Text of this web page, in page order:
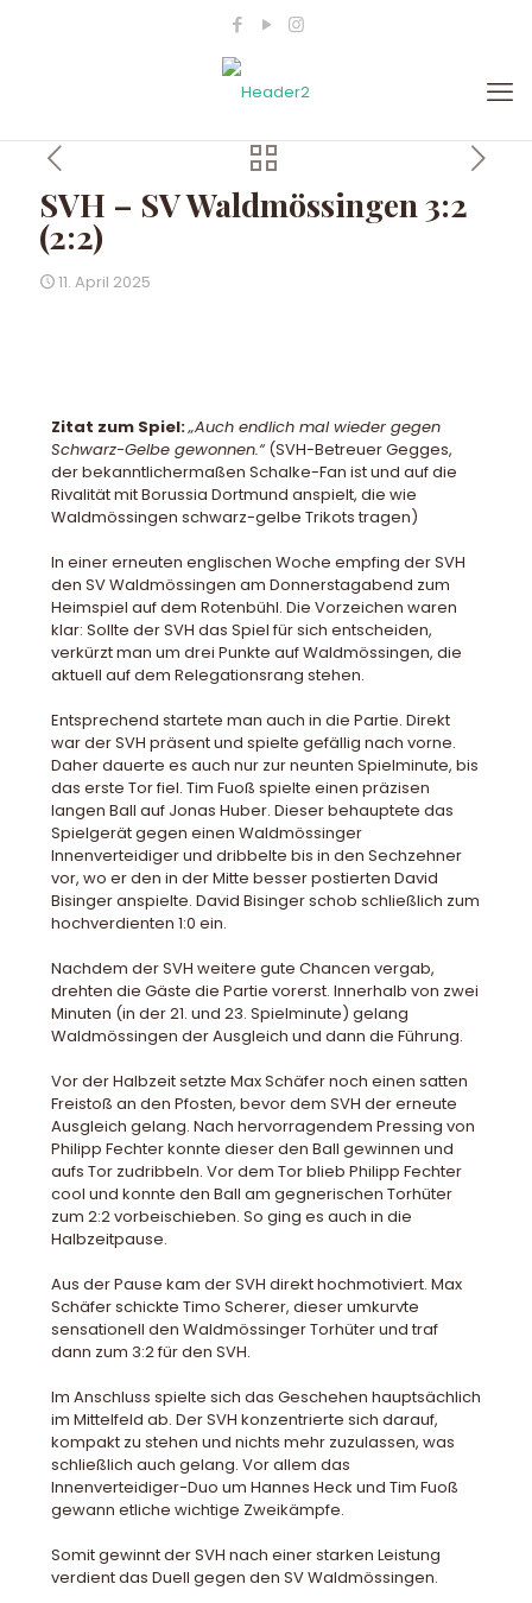
SVH – SV Waldmössingen 3:2
(2:2)
11. April 2025
Zitat zum Spiel:„Auch endlich mal wieder gegen
Schwarz-Gelbe gewonnen.“(SVH-Betreuer Gegges,
der bekanntlichermaßen Schalke-Fan ist und auf die
Rivalität mit Borussia Dortmund anspielt, die wie
Waldmössingen schwarz-gelbe Trikots tragen)
In einer erneuten englischen Woche empfing der SVH
den SV Waldmössingen am Donnerstagabend zum
Heimspiel auf dem Rotenbühl. Die Vorzeichen waren
klar: Sollte der SVH das Spiel für sich entscheiden,
verkürzt man um drei Punkte auf Waldmössingen, die
aktuell auf dem Relegationsrang stehen.
Entsprechend startete man auch in die Partie. Direkt
war der SVH präsent und spielte gefällig nach vorne.
Daher dauerte es auch nur zur neunten Spielminute, bis
das erste Tor fiel. Tim Fuoß spielte einen präzisen
langen Ball auf Jonas Huber. Dieser behauptete das
Spielgerät gegen einen Waldmössinger
Innenverteidiger und dribbelte bis in den Sechzehner
vor, wo er den in der Mitte besser postierten David
Bisinger anspielte. David Bisinger schob schließlich zum
hochverdienten 1:0 ein.
Nachdem der SVH weitere gute Chancen vergab,
drehten die Gäste die Partie vorerst. Innerhalb von zwei
Minuten (in der 21. und 23. Spielminute) gelang
Waldmössingen der Ausgleich und dann die Führung.
Vor der Halbzeit setzte Max Schäfer noch einen satten
Freistoß an den Pfosten, bevor dem SVH der erneute
Ausgleich gelang. Nach hervorragendem Pressing von
Philipp Fechter konnte dieser den Ball gewinnen und
aufs Tor zudribbeln. Vor dem Tor blieb Philipp Fechter
cool und konnte den Ball am gegnerischen Torhüter
zum 2:2 vorbeischieben. So ging es auch in die
Halbzeitpause.
Aus der Pause kam der SVH direkt hochmotiviert. Max
Schäfer schickte Timo Scherer, dieser umkurvte
sensationell den Waldmössinger Torhüter und traf
dann zum 3:2 für den SVH.
Im Anschluss spielte sich das Geschehen hauptsächlich
im Mittelfeld ab. Der SVH konzentrierte sich darauf,
kompakt zu stehen und nichts mehr zuzulassen, was
schließlich auch gelang. Vor allem das
Innenverteidiger-Duo um Hannes Heck und Tim Fuoß
gewann etliche wichtige Zweikämpfe.
Somit gewinnt der SVH nach einer starken Leistung
verdient das Duell gegen den SV Waldmössingen.